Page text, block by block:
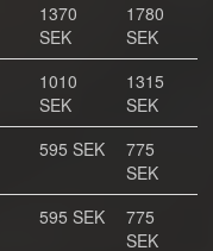
1370
SEK
1780
SEK
1010
SEK
1315
SEK
595 SEK
775
SEK
595 SEK
775
SEK